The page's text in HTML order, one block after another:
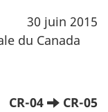
30 juin 2015
du Canada
CR-04
CR-05